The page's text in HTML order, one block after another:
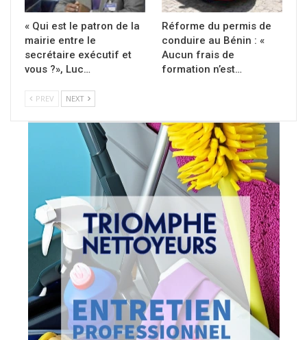
« Qui est le patron de la
mairie entre le
secrétaire exécutif et
vous ?», Luc…
Réforme du permis de
conduire au Bénin : «
Aucun frais de
formation n’est…
PREV NEXT